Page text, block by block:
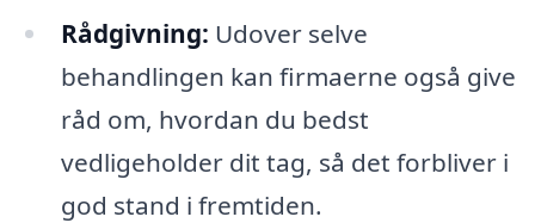
Rådgivning: Udover selve
behandlingen kan firmaerne også give
råd om, hvordan du bedst
vedligeholder dit tag, så det forbliver i
god stand i fremtiden.